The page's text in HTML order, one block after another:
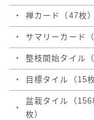
・ 禅カード（47枚）
・ サマリーカード（
・ 整枝開始タイル（
・ 目標タイル（15枚
・
盆栽タイル（
枚）